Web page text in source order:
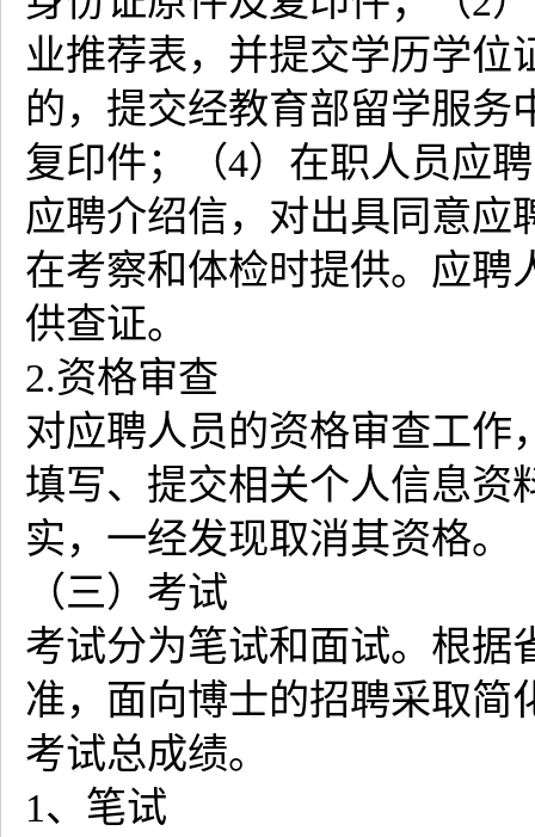
业推荐表，并提交学历学位
的，提交经教育部留学服务
复印件；（4）在职人员应
应聘介绍信，对出具同意应
在考察和体检时提供。应聘
供查证。
2.资格审查
对应聘人员的资格审查工作
填写、提交相关个人信息资
实，一经发现取消其资格。
（三）考试
考试分为笔试和面试。根据
准，面向博士的招聘采取简
考试总成绩。
1、笔试